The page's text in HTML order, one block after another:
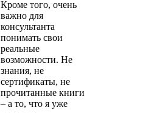
Кроме того, очень
важно для
консультанта
понимать свои
реальные
возможности. Не
знания, не
сертификаты, не
прочитанные книги
– а то, что я уже